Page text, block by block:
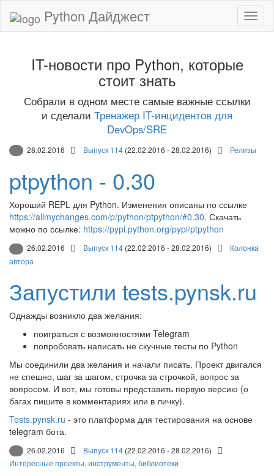
Python Дайджест
IT-новости про Python, которые
стоит знать
Собрали в одном месте самые важные ссылки
и сделали Тренажер IT-инцидентов для
DevOps/SRE
28.02.2016 Выпуск 114 (22.02.2016 - 28.02.2016) Релизы
ptpython - 0.30
Хороший REPL для Python. Изменения описаны по ссылке
https://allmychanges.com/p/python/ptpython/#0.30. Скачать
можно по ссылке: https://pypi.python.org/pypi/ptpython
26.02.2016 Выпуск 114 (22.02.2016 - 28.02.2016)
Колонка
автора
Запустили tests.pynsk.ru
Однажды возникло два желания:
поиграться с возможностями Telegram
попробовать написать не скучные тесты по Python
Мы соединили два желания и начали писать. Проект двигался
не спешно, шаг за шагом, строчка за строчкой, вопрос за
вопросом. И вот, мы готовы представить первую версию (о
багах пишите в комментариях или в личку).
Tests.pynsk.ru - это платформа для тестирования на основе
telegram бота.
26.02.2016 Выпуск 114 (22.02.2016 - 28.02.2016)
Интересные проекты, инструменты, библиотеки